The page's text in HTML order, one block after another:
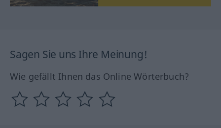
Sagen Sie uns Ihre Meinung!
Wie gefällt Ihnen das Online Wörterbuch?